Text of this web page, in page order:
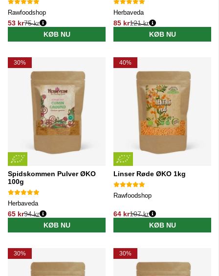
Rawfoodshop
53 kr
Normalpris:
75 kr
KØB NU
Herbaveda
85 kr
Normalpris:
121 kr
KØB NU
30%
Spidskommen Pulver ØKO
100g
Herbaveda
65 kr
Normalpris:
94 kr
KØB NU
40%
Linser Røde ØKO 1kg
Rawfoodshop
64 kr
Normalpris:
107 kr
KØB NU
30% 30%